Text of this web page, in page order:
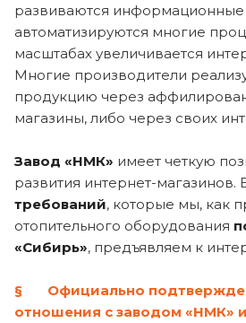
развиваются информационные
автоматизируются многие
масштабах увеличивается
Многие производители
продукцию через
магазины, либо через своих
Завод «НМК» имеет четкую
развития интернет-магазинов.
требований, которые мы, как
отопительного оборудования
«Сибирь», предъявляем к
§ Официально
отношения с заводом «НМК»